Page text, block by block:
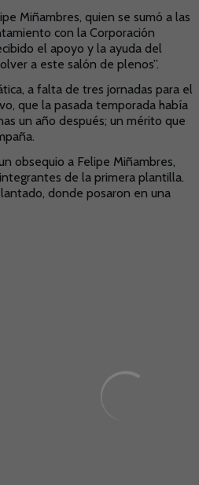
Miñambres, quien se sumó a las
con la Corporación
el apoyo y la ayuda del
a este salón de plenos”.
a falta de tres jornadas para el
que la pasada temporada había
un año después; un mérito que
obsequio a Felipe Miñambres,
de la primera plantilla.
donde posaron en una